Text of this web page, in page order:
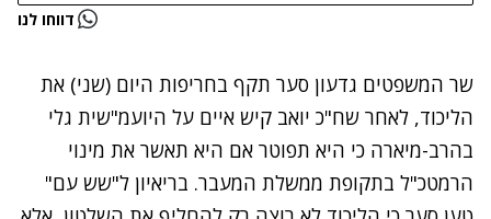
נתקלנו בבעיה דווחו לנו
שר המשפטים גדעון סער תקף בחריפות היום (שני) את
הליכוד, לאחר שח"כ יואב קיש איים על היועמ"שית גלי
בהרב-מיארה כי היא תפוטר אם היא תאשר את מינוי
הרמטכ"ל בתקופת ממשלת המעבר. בריאיון ל"שש עם"